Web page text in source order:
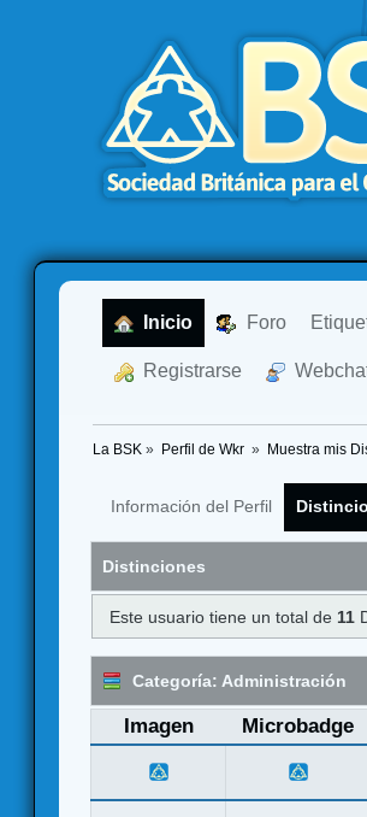
Inicio Foro
Registrarse
La BSK » Perfil de Wkr » Muestra mis
Información del Perfil
Distinciones
Este usuario tiene un total de 11
Categoría: Administración
Imagen Microbadge